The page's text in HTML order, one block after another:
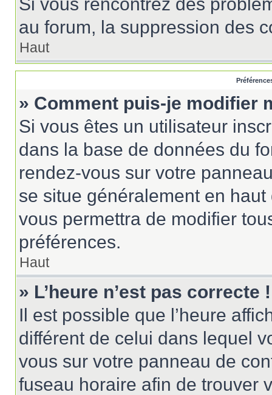
au forum, la suppression des
Haut
» Comment puis-je modifier
Si vous êtes un utilisateur
dans la base de données du
rendez-vous sur votre
se situe généralement en
vous permettra de modifier
préférences.
Haut
» L’heure n’est pas correcte !
Il est possible que l’heure
différent de celui dans lequel
vous sur votre panneau de
fuseau horaire afin de trouver